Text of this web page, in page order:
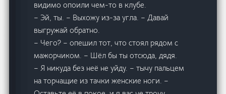
видимо опоили чем-то в клубе.
– Эй, ты. – Выхожу из-за угла. – Давай
выгружай обратно.
– Чего? – опешил тот, что стоял рядом с
мажорчиком. – Шёл бы ты отсюда, дядя.
– Я никуда без неё не уйду. – тычу пальцем
на торчащие из тачки женские ноги. –